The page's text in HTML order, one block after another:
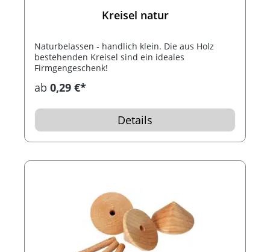
Kreisel natur
Naturbelassen - handlich klein. Die aus Holz
bestehenden Kreisel sind ein ideales
Firmgengeschenk!
ab 0,29 €*
Details